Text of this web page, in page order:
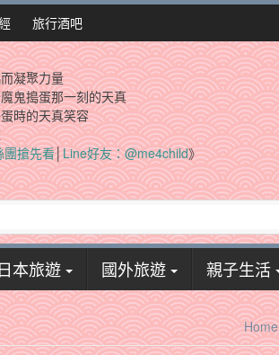
旅行酒吧
凝聚力量
鬼搗蛋那一刻的天真
時的天真笑容
團搶先看│Line好友：@me4child》
日本旅遊 國外旅遊 親子生活
Home